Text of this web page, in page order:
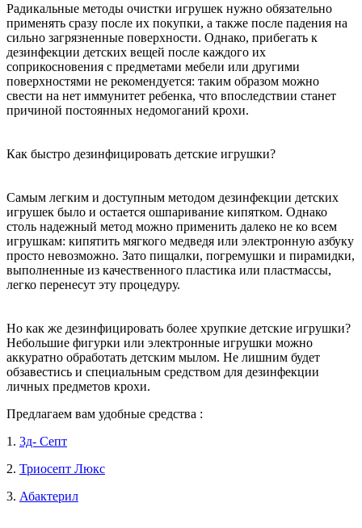
Радикальные методы очистки игрушек нужно обязательно
применять сразу после их покупки, а также после падения на
сильно загрязненные поверхности. Однако, прибегать к
дезинфекции детских вещей после каждого их
соприкосновения с предметами мебели или другими
поверхностями не рекомендуется: таким образом можно
свести на нет иммунитет ребенка, что впоследствии станет
причиной постоянных недомоганий крохи.
Как быстро дезинфицировать детские игрушки?
Самым легким и доступным методом дезинфекции детских
игрушек было и остается ошпаривание кипятком. Однако
столь надежный метод можно применить далеко не ко всем
игрушкам: кипятить мягкого медведя или электронную азбуку
просто невозможно. Зато пищалки, погремушки и пирамидки,
выполненные из качественного пластика или пластмассы,
легко перенесут эту процедуру.
Но как же дезинфицировать более хрупкие детские игрушки?
Небольшие фигурки или электронные игрушки можно
аккуратно обработать детским мылом. Не лишним будет
обзавестись и специальным средством для дезинфекции
личных предметов крохи.
Предлагаем вам удобные средства :
1. 3д- Септ
2. Триосепт Люкс
3. Абактерил